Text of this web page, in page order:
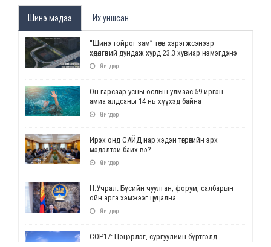
Шинэ мэдээ Их уншсан
“Шинэ тойрог зам” төсөл хэрэгжсэнээр
хөдөлгөөний дундаж хурд 23.3 хувиар нэмэгдэнэ
Өчигдөр
Он гарсаар усны ослын улмаас 59 иргэн
амиа алдсаны 14 нь хүүхэд байна
Өчигдөр
Ирэх онд САЙД нар хэдэн төгрөгийн эрх
мэдэлтэй байх вэ?
Өчигдөр
Н.Учрал: Бүсийн чуулган, форум, салбарын
ойн арга хэмжээг цуцална
Өчигдөр
СОР17: Цэцэрлэг, сургуулийн бүртгэлд